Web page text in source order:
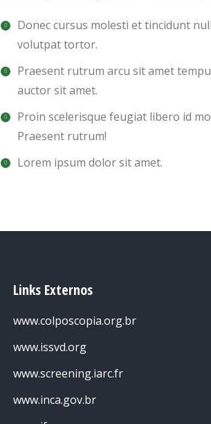
Donec cursus molesti et tincidunt
volutpat tortor.
Praesent rutrum arcu sit amet
auctor sit amet.
Proin scelerisque feugiat libero id
Praesent rutrum!
Lorem ipsum dolor sit amet.
Links Externos
www.colposcopia.org.br
www.issvd.org
www.screening.iarc.fr
www.inca.gov.br